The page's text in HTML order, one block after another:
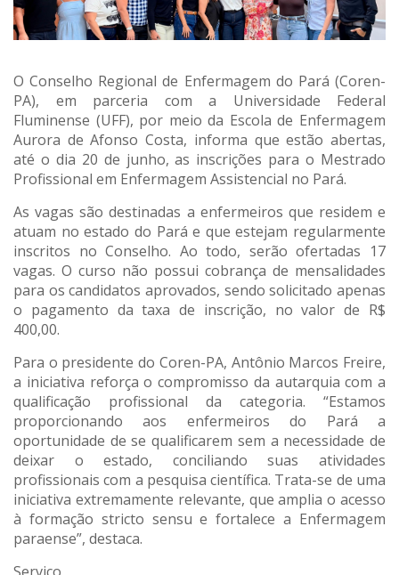
O Conselho Regional de Enfermagem do Pará (Coren-
PA), em parceria com a Universidade Federal
Fluminense (UFF), por meio da Escola de Enfermagem
Aurora de Afonso Costa, informa que estão abertas,
até o dia 20 de junho, as inscrições para o Mestrado
Profissional em Enfermagem Assistencial no Pará.
As vagas são destinadas a enfermeiros que residem e
atuam no estado do Pará e que estejam regularmente
inscritos no Conselho. Ao todo, serão ofertadas 17
vagas. O curso não possui cobrança de mensalidades
para os candidatos aprovados, sendo solicitado apenas
o pagamento da taxa de inscrição, no valor de R$
400,00.
Para o presidente do Coren-PA, Antônio Marcos Freire,
a iniciativa reforça o compromisso da autarquia com a
qualificação profissional da categoria. “Estamos
proporcionando aos enfermeiros do Pará a
oportunidade de se qualificarem sem a necessidade de
deixar o estado, conciliando suas atividades
profissionais com a pesquisa científica. Trata-se de uma
iniciativa extremamente relevante, que amplia o acesso
à formação stricto sensu e fortalece a Enfermagem
paraense”, destaca.
Serviço